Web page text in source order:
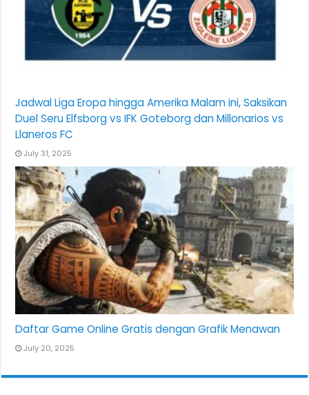
Jadwal Liga Eropa hingga Amerika Malam ini, Saksikan
Duel Seru Elfsborg vs IFK Goteborg dan Millonarios vs
Llaneros FC
July 31, 2025
Daftar Game Online Gratis dengan Grafik Menawan
July 20, 2025